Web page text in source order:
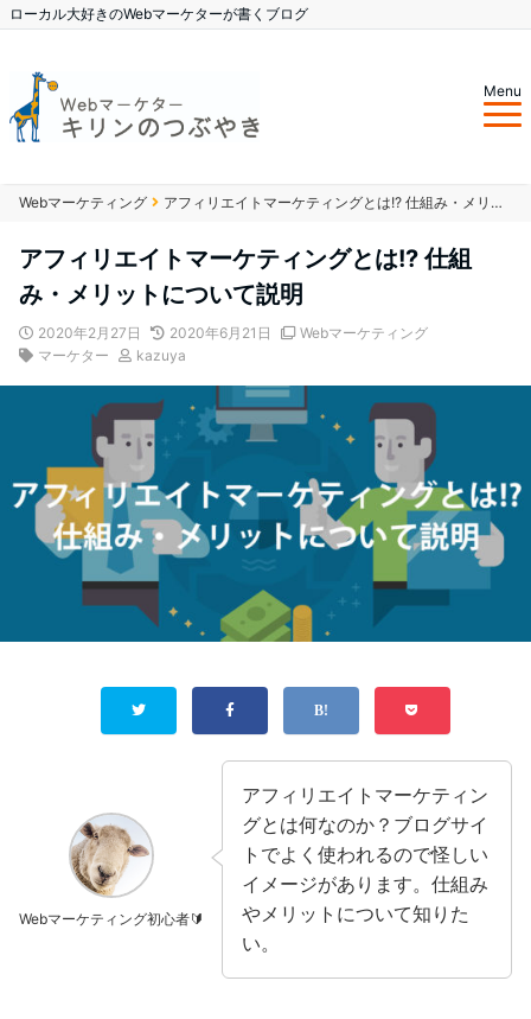
ローカル大好きのWebマーケターが書くブログ
Menu
Webマーケティング アフィリエイトマーケティングとは!? 仕組み・メリットについて説明
アフィリエイトマーケティングとは!? 仕組
み・メリットについて説明
2020年2月27日 2020年6月21日
Webマーケティング
マーケター
kazuya
Webマーケティング初心者🔰
アフィリエイトマーケティン
グとは何なのか？ブログサイ
トでよく使われるので怪しい
イメージがあります。仕組み
やメリットについて知りた
い。